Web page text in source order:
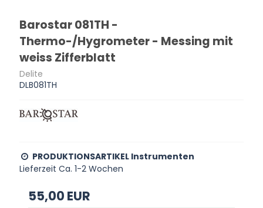
Barostar 081TH -
Thermo-/Hygrometer - Messing mit
weiss Zifferblatt
Delite
DLB081TH
PRODUKTIONSARTIKEL Instrumenten
Lieferzeit Ca. 1-2 Wochen
55,00 EUR